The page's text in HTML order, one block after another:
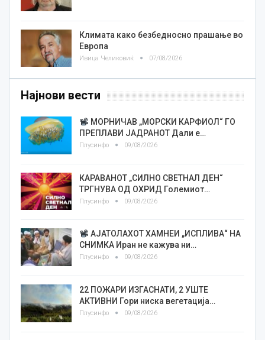
Климата како безбедносно прашање во
Европа
Ивица Челиковиќ 07/08/2026
Најнови вести
МОРНИЧАВ „МОРСКИ КАРФИОЛ“ ГО
ПРЕПЛАВИ ЈАДРАНОТ Дали е…
Плусинфо 09/08/2026
КАРАВАНОТ „СИЛНО СВЕТНАЛ ДЕН“
ТРГНУВА ОД ОХРИД Големиот…
Плусинфо 09/08/2026
АЈАТОЛАХОТ ХАМНЕИ „ИСПЛИВА“ НА
СНИМКА Иран не кажува ни…
Плусинфо 09/08/2026
22 ПОЖАРИ ИЗГАСНАТИ, 2 УШТЕ
АКТИВНИ Гори ниска вегетација…
Плусинфо 09/08/2026